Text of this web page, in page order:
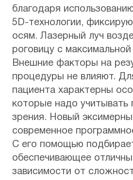
благодаря
5D-технологии,
осям. Лазерный луч
роговицу с
Внешние факторы на
процедуры не влияют.
пациента характерны
которые надо учитывать
зрения. Новый
современное
С его помощью
обеспечивающее
зависимости от